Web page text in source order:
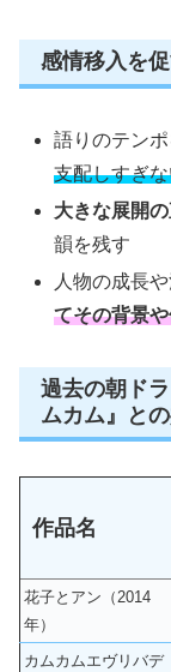
感情移入を
語りのテン
支配しすぎ
大きな展開
韻を残す
人物の成長
てその背景
過去の朝ド
ムカム』と
作品名
花子とアン（2014
年）
カムカムエヴリバデ